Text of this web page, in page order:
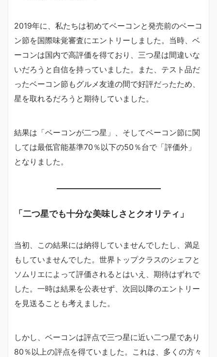
2019年に、私たちは初めてベーコンと発売前のベーコ
ン節を国際味覚審査にエントリーしました。当時、ベ
ーコンは国内で高評価を得ており、三つ星は間違いな
いだろうと自信を持っていました。また、テスト品だ
ったベーコン節もグルメ友達の間で好評だったため、
星を取れるだろうと期待していました。
結果は「ベーコンが二つ星」、そしてベーコン節に関
しては最低官能基準70％以下の50％台で「評価外」
となりました。
「二つ星でも十分な美味しさとクオリティ」
当初、この結果には納得していませんでしたし、満足
もしていませんでした。世界トップクラスのシェフと
ソムリエによって評価されるとはいえ、期待はずれで
した。一時は結果を公表せず、次回以降のエントリー
を見送ることも考えました。
しかし、ベーコンは評点で三つ星に近い二つ星であり
80％以上の評点を得ていました。これは、多くの方々